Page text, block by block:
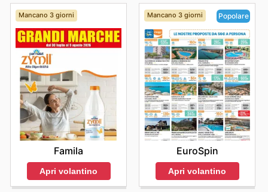
Mancano 3 giorni
Famila
Apri volantino
Mancano 3 giorni Popolare
EuroSpin
Apri volantino